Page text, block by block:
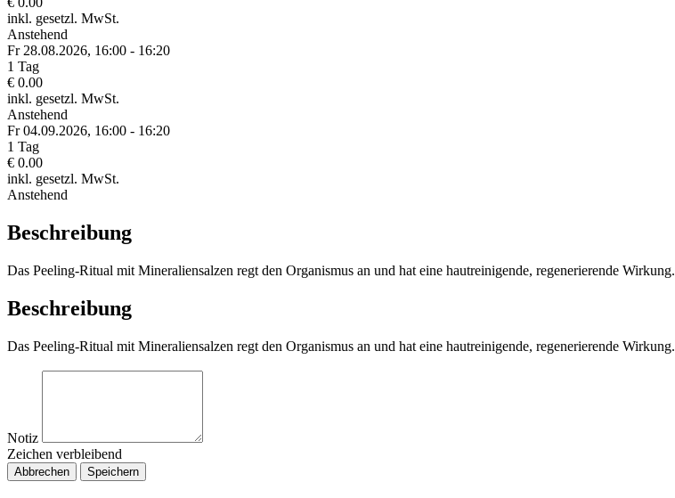
inkl. gesetzl. MwSt.
Anstehend
Fr 28.08.2026, 16:00 - 16:20
1 Tag
€ 0.00
inkl. gesetzl. MwSt.
Anstehend
Fr 04.09.2026, 16:00 - 16:20
1 Tag
€ 0.00
inkl. gesetzl. MwSt.
Anstehend
Beschreibung
Das Peeling-Ritual mit Mineraliensalzen regt den Organismus an und hat eine hautreinigende, regenerierende Wirkung.
Beschreibung
Das Peeling-Ritual mit Mineraliensalzen regt den Organismus an und hat eine hautreinigende, regenerierende Wirkung.
Notiz
Zeichen verbleibend
Abbrechen Speichern